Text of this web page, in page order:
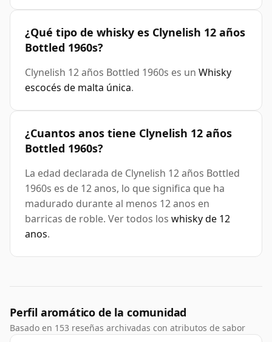
¿Qué tipo de whisky es Clynelish 12 años
Bottled 1960s?
Clynelish 12 años Bottled 1960s es un Whisky
escocés de malta única.
¿Cuantos anos tiene Clynelish 12 años
Bottled 1960s?
La edad declarada de Clynelish 12 años Bottled
1960s es de 12 anos, lo que significa que ha
madurado durante al menos 12 anos en
barricas de roble. Ver todos los whisky de 12
anos.
Perfil aromático de la comunidad
Basado en 153 reseñas archivadas con atributos de sabor